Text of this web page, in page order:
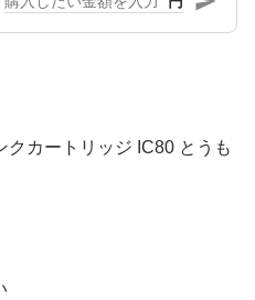
クカートリッジ IC80 とうも